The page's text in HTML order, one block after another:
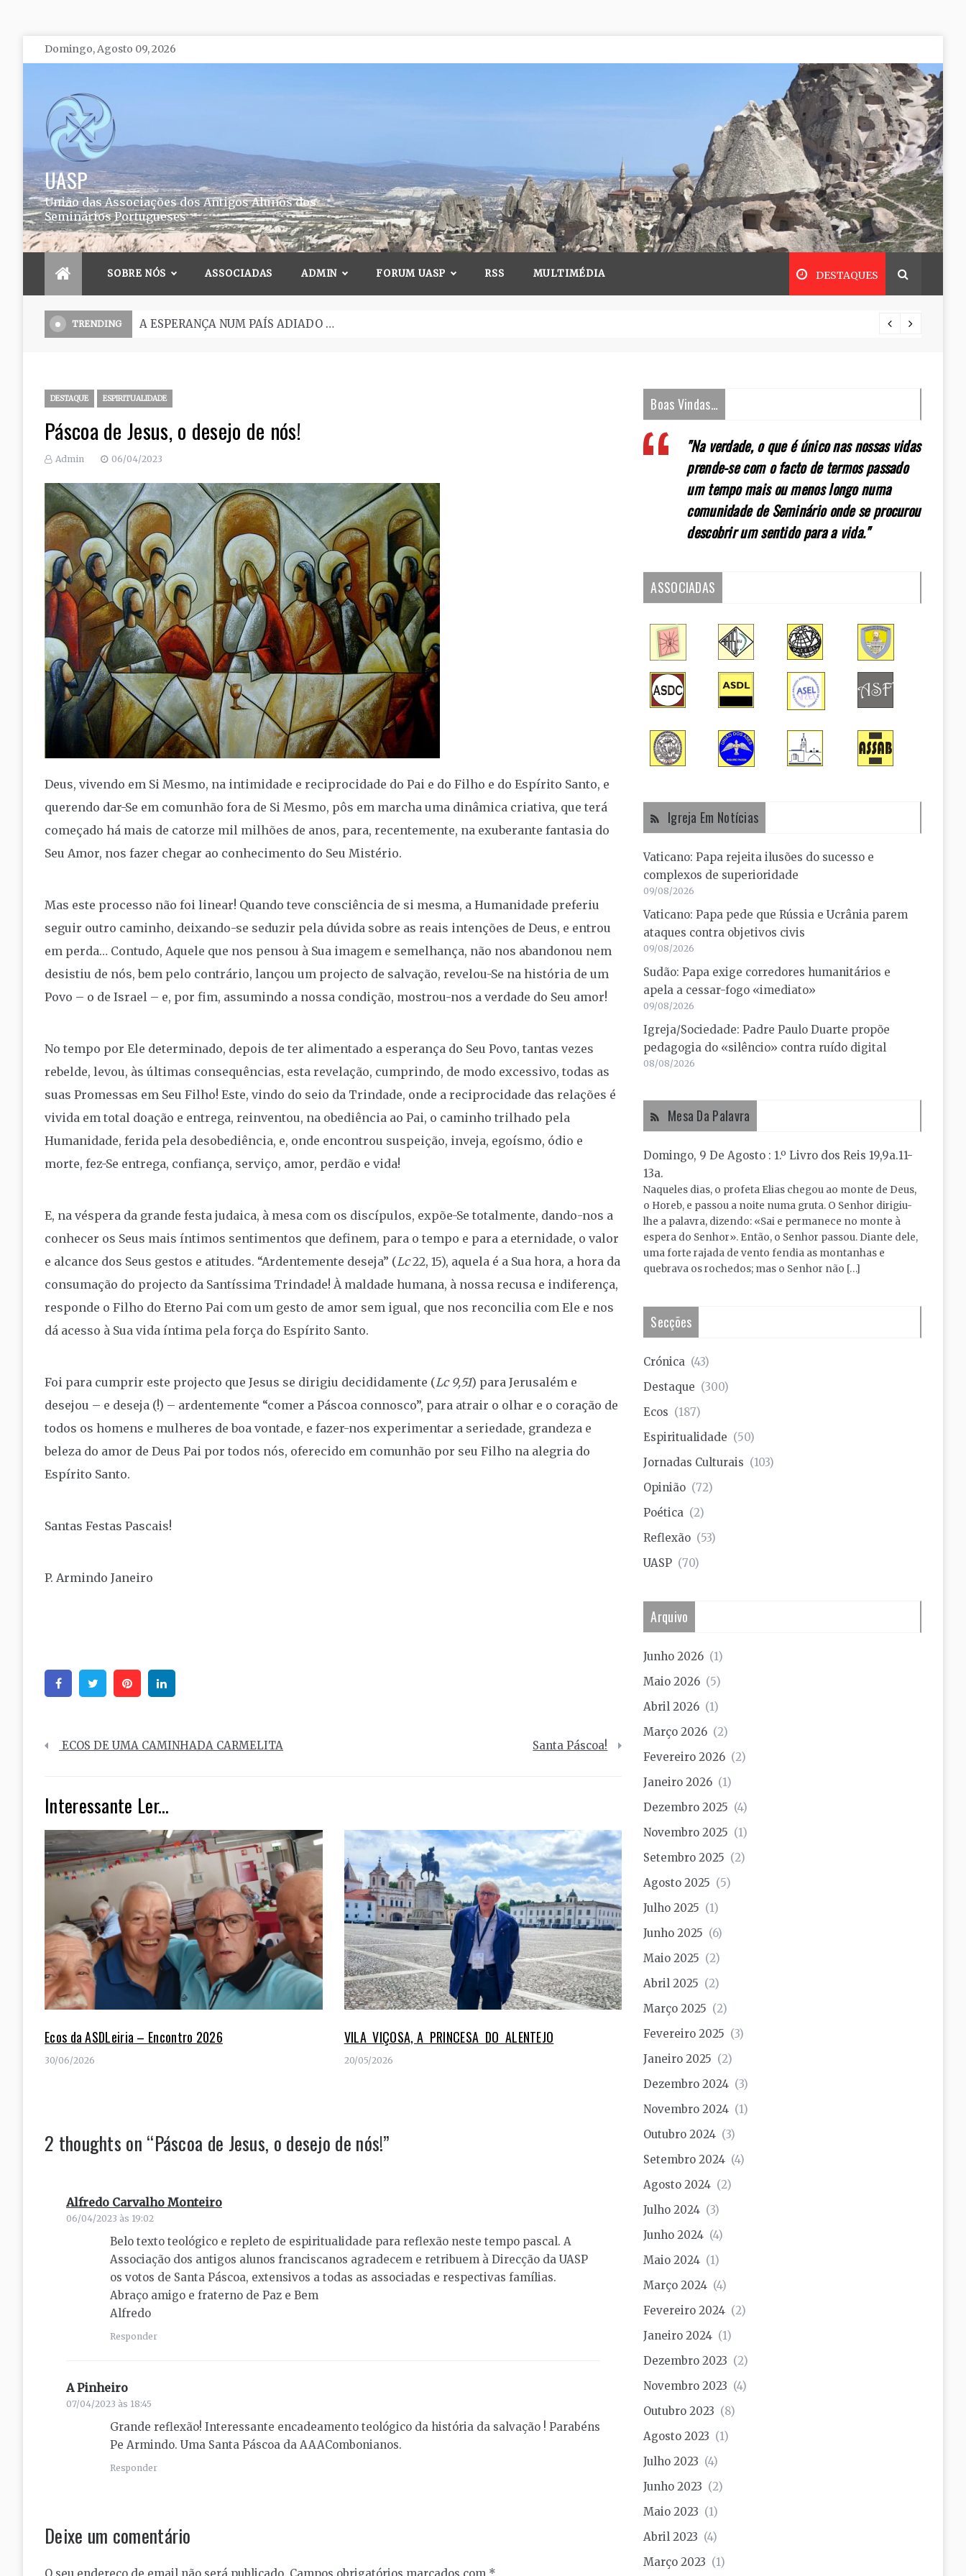
Skip
to
Domingo, Agosto 09, 2026
UASP
União das Associações dos Antigos Alunos dos
Seminários Portugueses
SOBRE NÓS ASSOCIADAS ADMIN FORUM UASP RSS MULTIMÉDIA DESTAQUES
TRENDING O Seminário, uma grande escola de formação.
DESTAQUE ESPIRITUALIDADE
Páscoa de Jesus, o desejo de nós!
Admin 06/04/2023
Deus, vivendo em Si Mesmo, na intimidade e reciprocidade do Pai e do Filho e do Espírito Santo, e
querendo dar-Se em comunhão fora de Si Mesmo, pôs em marcha uma dinâmica criativa, que terá
começado há mais de catorze mil milhões de anos, para, recentemente, na exuberante fantasia do
Seu Amor, nos fazer chegar ao conhecimento do Seu Mistério.
Mas este processo não foi linear! Quando teve consciência de si mesma, a Humanidade preferiu
seguir outro caminho, deixando-se seduzir pela dúvida sobre as reais intenções de Deus, e entrou
em perda… Contudo, Aquele que nos pensou à Sua imagem e semelhança, não nos abandonou nem
desistiu de nós, bem pelo contrário, lançou um projecto de salvação, revelou-Se na história de um
Povo – o de Israel – e, por fim, assumindo a nossa condição, mostrou-nos a verdade do Seu amor!
No tempo por Ele determinado, depois de ter alimentado a esperança do Seu Povo, tantas vezes
rebelde, levou, às últimas consequências, esta revelação, cumprindo, de modo excessivo, todas as
suas Promessas em Seu Filho! Este, vindo do seio da Trindade, onde a reciprocidade das relações é
vivida em total doação e entrega, reinventou, na obediência ao Pai, o caminho trilhado pela
Humanidade, ferida pela desobediência, e, onde encontrou suspeição, inveja, egoísmo, ódio e
morte, fez-Se entrega, confiança, serviço, amor, perdão e vida!
E, na véspera da grande festa judaica, à mesa com os discípulos, expõe-Se totalmente, dando-nos a
conhecer os Seus mais íntimos sentimentos que definem, para o tempo e para a eternidade, o valor
e alcance dos Seus gestos e atitudes. “Ardentemente deseja” (Lc22, 15), aquela é a Sua hora, a hora da
consumação do projecto da Santíssima Trindade! À maldade humana, à nossa recusa e indiferença,
responde o Filho do Eterno Pai com um gesto de amor sem igual, que nos reconcilia com Ele e nos
dá acesso à Sua vida íntima pela força do Espírito Santo.
Foi para cumprir este projecto que Jesus se dirigiu decididamente (Lc 9,51) para Jerusalém e
desejou – e deseja (!) – ardentemente “comer a Páscoa connosco”, para atrair o olhar e o coração de
todos os homens e mulheres de boa vontade, e fazer-nos experimentar a seriedade, grandeza e
beleza do amor de Deus Pai por todos nós, oferecido em comunhão por seu Filho na alegria do
Espírito Santo.
Santas Festas Pascais!
P. Armindo Janeiro
FacebookTwitter Pinterest
Navegação
artigos
ECOS DE UMA CAMINHADA CARMELITA Santa Páscoa!
Interessante Ler...
Ecos da ASDLeiria – Encontro 2026
30/06/2026
VILA VIÇOSA, A PRINCESA DO ALENTEJO
20/05/2026
2 thoughts on “Páscoa de Jesus, o desejo de nós!”
Alfredo Carvalho Monteiro
06/04/2023 às 19:02
Belo texto teológico e repleto de espiritualidade para reflexão neste tempo pascal. A
Associação dos antigos alunos franciscanos agradecem e retribuem à Direcção da UASP
os votos de Santa Páscoa, extensivos a todas as associadas e respectivas famílias.
Abraço amigo e fraterno de Paz e Bem
Alfredo
Responder
A Pinheiro
07/04/2023 às 18:45
Grande reflexão! Interessante encadeamento teológico da história da salvação ! Parabéns
Pe Armindo. Uma Santa Páscoa da AAACombonianos.
Responder
Deixe um comentário
Boas Vindas…
"Na verdade, o que é único nas nossas vidas
prende-se com o facto de termos passado
um tempo mais ou menos longo numa
comunidade de Seminário onde se procurou
descobrir um sentido para a vida."
ASSOCIADAS
Igreja Em Notícias
Vaticano: Papa rejeita ilusões do sucesso e
complexos de superioridade
09/08/2026
Vaticano: Papa pede que Rússia e Ucrânia parem
ataques contra objetivos civis
09/08/2026
Sudão: Papa exige corredores humanitários e
apela a cessar-fogo «imediato»
09/08/2026
Igreja/Sociedade: Padre Paulo Duarte propõe
pedagogia do «silêncio» contra ruído digital
08/08/2026
Mesa Da Palavra
Domingo, 9 De Agosto : 1.º Livro dos Reis 19,9a.11-
13a.
Naqueles dias, o profeta Elias chegou ao monte de Deus,
o Horeb, e passou a noite numa gruta. O Senhor dirigiu-
lhe a palavra, dizendo: «Sai e permanece no monte à
espera do Senhor». Então, o Senhor passou. Diante dele,
uma forte rajada de vento fendia as montanhas e
quebrava os rochedos; mas o Senhor não […]
Secções
Crónica (43)
Destaque (300)
Ecos (187)
Espiritualidade (50)
Jornadas Culturais (103)
Opinião (72)
Poética (2)
Reflexão (53)
UASP (70)
Arquivo
Junho 2026 (1)
Maio 2026 (5)
Abril 2026 (1)
Março 2026 (2)
Fevereiro 2026 (2)
Janeiro 2026 (1)
Dezembro 2025 (4)
Novembro 2025 (1)
Setembro 2025 (2)
Agosto 2025 (5)
Julho 2025 (1)
Junho 2025 (6)
Maio 2025 (2)
Abril 2025 (2)
Março 2025 (2)
Fevereiro 2025 (3)
Janeiro 2025 (2)
Dezembro 2024 (3)
Novembro 2024 (1)
Outubro 2024 (3)
Setembro 2024 (4)
Agosto 2024 (2)
Julho 2024 (3)
Junho 2024 (4)
Maio 2024 (1)
Março 2024 (4)
Fevereiro 2024 (2)
Janeiro 2024 (1)
Dezembro 2023 (2)
Novembro 2023 (4)
Outubro 2023 (8)
Agosto 2023 (1)
Julho 2023 (4)
Junho 2023 (2)
Maio 2023 (1)
Abril 2023 (4)
Março 2023 (1)